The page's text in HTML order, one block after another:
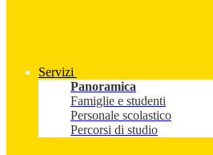
Servizi
Panoramica
Famiglie e studenti
Personale scolastico
Percorsi di studio